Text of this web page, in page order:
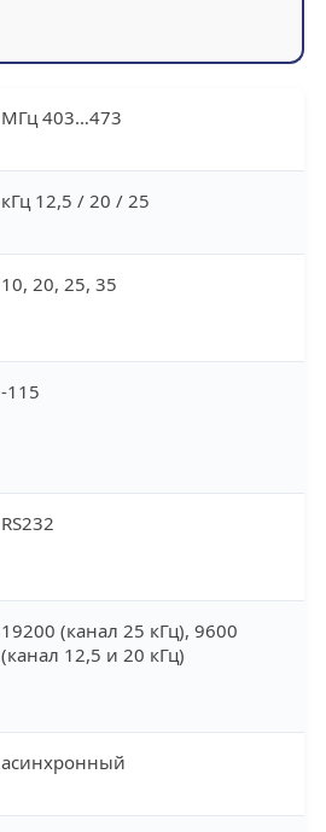
МГц 403…473
кГц 12,5 / 20 / 25
10, 20, 25, 35
-115
RS232
19200 (канал 25 кГц), 9600
(канал 12,5 и 20 кГц)
асинхронный